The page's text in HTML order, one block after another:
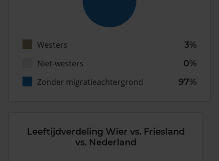
Westers
3%
Niet-westers
0%
Zonder migratieachtergrond
97%
Leeftijdverdeling Wier vs. Friesland
vs. Nederland